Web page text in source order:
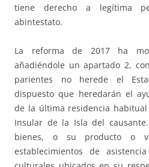
tiene derecho a legítima
abintestato.
La reforma de 2017 ha
añadiéndole un apartado 2,
parientes no herede el
dispuesto que heredarán el
de la última residencia
Insular de la Isla del
bienes, o su producto o
establecimientos de